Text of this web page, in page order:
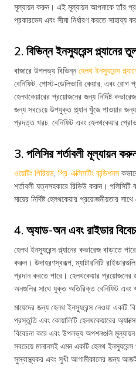
মূল্যায়ন করুন। এই মূল্যায়ন আপনাকে তাঁর
প্রকারভেদ এবং সীমা নির্ধারণ করতে সাহায্য
2. বিভিন্ন ইনস্যুরেন্স প্ল্যানের
বাজারে উপলভ্য বিভিন্নহেলথ ইনস্যুরেন্স
বেনিফিট, পোস্ট-ডেলিভারি কেয়ার, এবং রোগ
হেলথকেয়ারের প্রয়োজনের জন্য নির্দিষ্ট
জন্য সবচেয়ে উপযুক্ত প্ল্যান খুঁজে পাওয়ার জন্য
প্রদত্ত খরচ, বেনিফিট এবং হেলথকেয়ার
3. পলিসির শর্তাবলী মূল্যায়ন
ওয়েটিং পিরিয়ড প্রি-এক্সিসটিং কন্ডিশনস
শর্তাবলী যত্নসহকারে রিভিউ করুন।
মায়ের নির্দিষ্ট হেলথকেয়ার প্রয়োজনীয়তার
4. অ্যাড-অন এবং রাইডার
হেলথ ইনস্যুরেন্স প্ল্যানের কভারেজ বাড়াতে
করুন। উদাহরণস্বরূপ, ম্যাটারনিটি
প্রদান করতে পারে। হেলথকেয়ার
অনগুলির সাথে যুক্ত অতিরিক্ত বেনিফিট এবং
মায়েদের জন্য হেলথ ইনস্যুরেন্স নেওয়া একটি
প্রস্তুতি এবং কোয়ালিটি হেলথকেয়ারের
বিবেচনা করে এবং উপলভ্য অপশনগুলি মূল্যায়ন
সবচেয়ে মানানসই এমন একটি হেলথ
সুস্বাস্থ্যকর এবং সুখী আগামীকালের জন্য